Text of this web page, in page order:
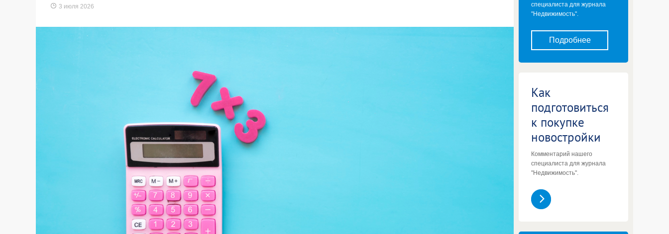
3 июля 2026
специалиста для журнала
"Недвижимость".
Подробнее
Как
подготовиться
к покупке
новостройки
Комментарий нашего
специалиста для журнала
"Недвижимость".